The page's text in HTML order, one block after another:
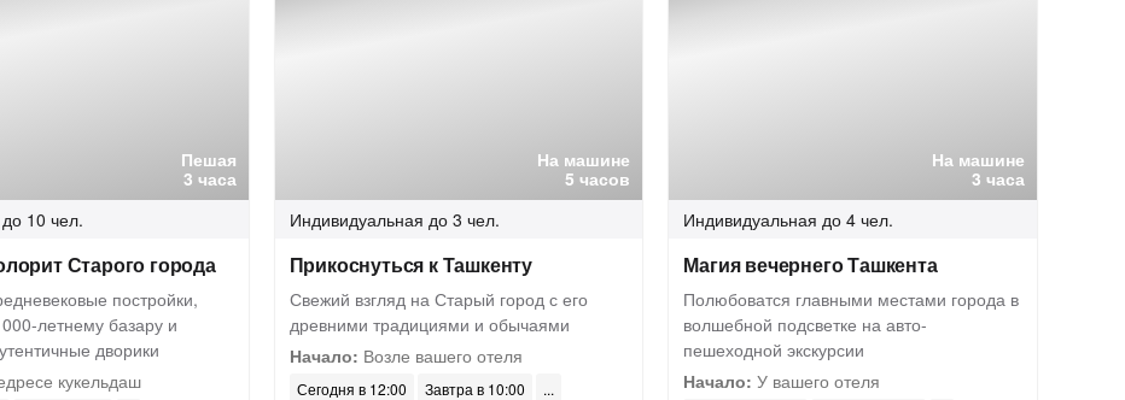
Пешая
3 часа
до 10 чел.
Старого города
постройки,
летнему базару и
дворики
кукельдаш
На машине
5 часов
Индивидуальная до 3 чел.
Прикоснуться к Ташкенту
Свежий взгляд на Старый город с его
древними традициями и обычаями
Начало: Возле вашего отеля
Сегодня в 12:00
Завтра в 10:00
На машине
3 часа
Индивидуальная до 4 чел.
Магия вечернего Ташкента
Полюбоватся главными местами города в
волшебной подсветке на авто-
пешеходной экскурсии
Начало: У вашего отеля